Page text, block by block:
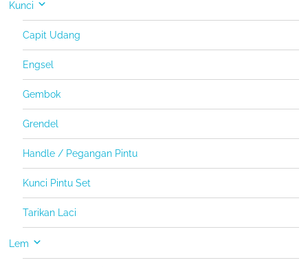
Kunci
Capit Udang
Engsel
Gembok
Grendel
Handle / Pegangan Pintu
Kunci Pintu Set
Tarikan Laci
Lem